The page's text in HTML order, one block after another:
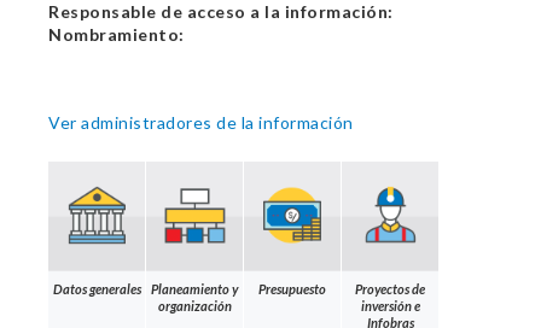
Responsable de acceso a la información:
Nombramiento:
Ver administradores de la información
Datos generales
Planeamiento y
organización
Presupuesto
Proyectos de
inversión e
Infobras